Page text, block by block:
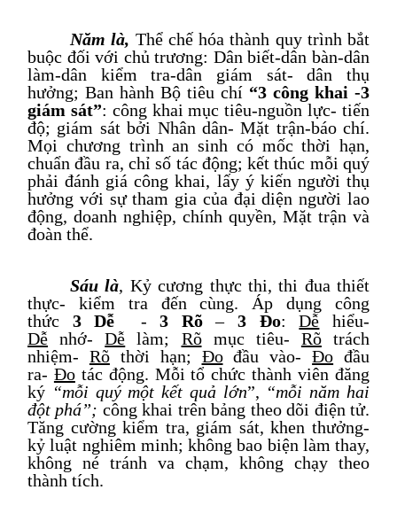
Năm là, Thể chế hóa thành quy trình bắt
buộc đối với chủ trương: Dân biết-dân bàn-dân
làm-dân kiểm tra-dân giám sát- dân thụ
hưởng; Ban hành Bộ tiêu chí “3 công khai -3
giám sát”: công khai mục tiêu-nguồn lực- tiến
độ; giám sát bởi Nhân dân- Mặt trận-báo chí.
Mọi chương trình an sinh có mốc thời hạn,
chuẩn đầu ra, chỉ số tác động; kết thúc mỗi quý
phải đánh giá công khai, lấy ý kiến người thụ
hưởng với sự tham gia của đại diện người lao
động, doanh nghiệp, chính quyền, Mặt trận và
đoàn thể.
Sáu là, Kỷ cương thực thi,thi đua thiết
thực- kiểm tra đến cùng. Áp dụng công
thức 3Dễ -3 Rõ –3 Đo:Dễ hiểu-
Dễ nhớ- Dễ làm; Rõmục tiêu- Rõtrách
nhiệm- Rõthời hạn; Đođầu vào- Đo đầu
ra- Đotác động. Mỗi tổ chức thành viên đăng
ký “mỗi quý một kết quả lớn”, “mỗi năm hai
đột phá”; công khai trên bảng theo dõi điện tử.
Tăng cường kiểm tra, giám sát, khen thưởng-
kỷ luật nghiêm minh; không bao biện làm thay,
không né tránh va chạm, không chạy theo
thành tích.